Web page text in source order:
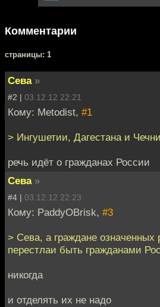
Комментарии
cтраницы: 1
Сева »
#2 | 03.12.12 22:21
Кому: Metodist, #1
> Ингушетии, Дагестана и
речь идёт о гражданах России
Сева »
#4 | 03.12.12 22:23
Кому: PaddyOBrisk, #3
> Сева, а граждане означенных
перестлаи быть гражданами
никогда
и отделять их не надо